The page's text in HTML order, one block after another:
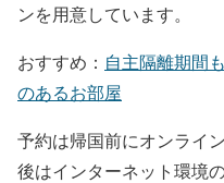
ンを用意しています。
おすすめ： 自主隔離期間
のあるお部屋
予約は帰国前にオンライ
後はインターネット環境